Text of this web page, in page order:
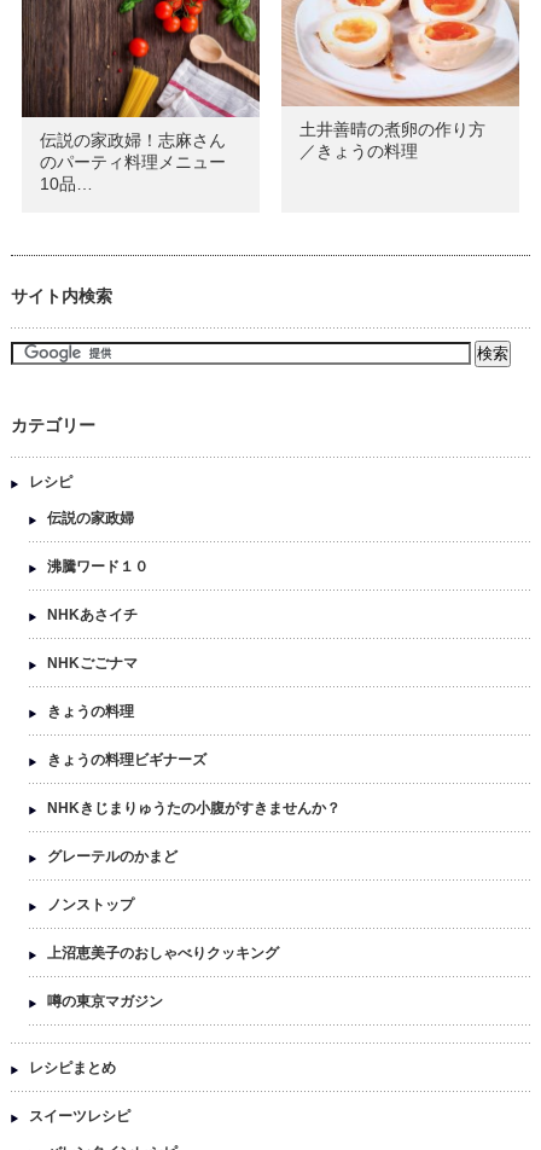
伝説の家政婦！志麻さん
のパーティ料理メニュー
10品…
土井善晴の煮卵の作り方
／きょうの料理
サイト内検索
カテゴリー
レシピ
伝説の家政婦
沸騰ワード１０
NHKあさイチ
NHKごごナマ
きょうの料理
きょうの料理ビギナーズ
NHKきじまりゅうたの小腹がすきませんか？
グレーテルのかまど
ノンストップ
上沼恵美子のおしゃべりクッキング
噂の東京マガジン
レシピまとめ
スイーツレシピ